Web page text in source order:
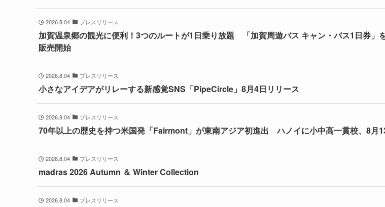
2026.8.04 プレスリリース
加賀温泉郷の観光に便利！3つのルートが1日乗り放題 「加賀周遊バス キャン・バス1日券」
販売開始
2026.8.04 プレスリリース
小さなアイデアがリレーする新感覚SNS「PipeCircle」8月4日リリース
2026.8.04 プレスリリース
70年以上の歴史を持つ米国発「Fairmont」が東南アジア初進出 ハノイに小中高一貫校、8月
2026.8.04 プレスリリース
madras 2026 Autumn ＆ Winter Collection
2026.8.04 プレスリリース